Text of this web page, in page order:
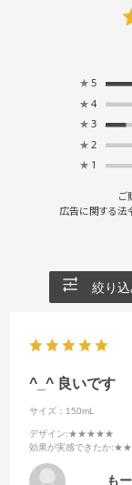
★ 5
★ 4
★ 3
★ 2
★ 1
ご
広告に関する法
絞り込
^_^ 良いです
サイズ：150mL
デザイン:★★★★★
効果が実感できたか
も